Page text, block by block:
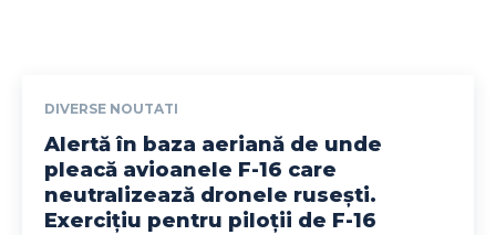
DIVERSE NOUTATI
Alertă în baza aeriană de unde
pleacă avioanele F-16 care
neutralizează dronele rusești.
Exercițiu pentru piloții de F-16